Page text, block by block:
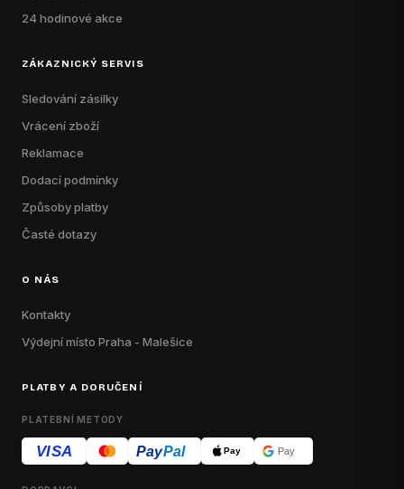
24 hodinové akce
ZÁKAZNICKÝ SERVIS
Sledování zásilky
Vrácení zboží
Reklamace
Dodací podmínky
Způsoby platby
Časté dotazy
O NÁS
Kontakty
Výdejní místo Praha - Malešice
PLATBY A DORUČENÍ
PLATEBNÍ METODY
VISA PayPal Pay Pay